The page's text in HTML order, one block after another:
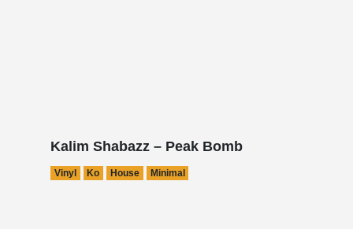
Kalim Shabazz – Peak Bomb
Vinyl Ko House Minimal